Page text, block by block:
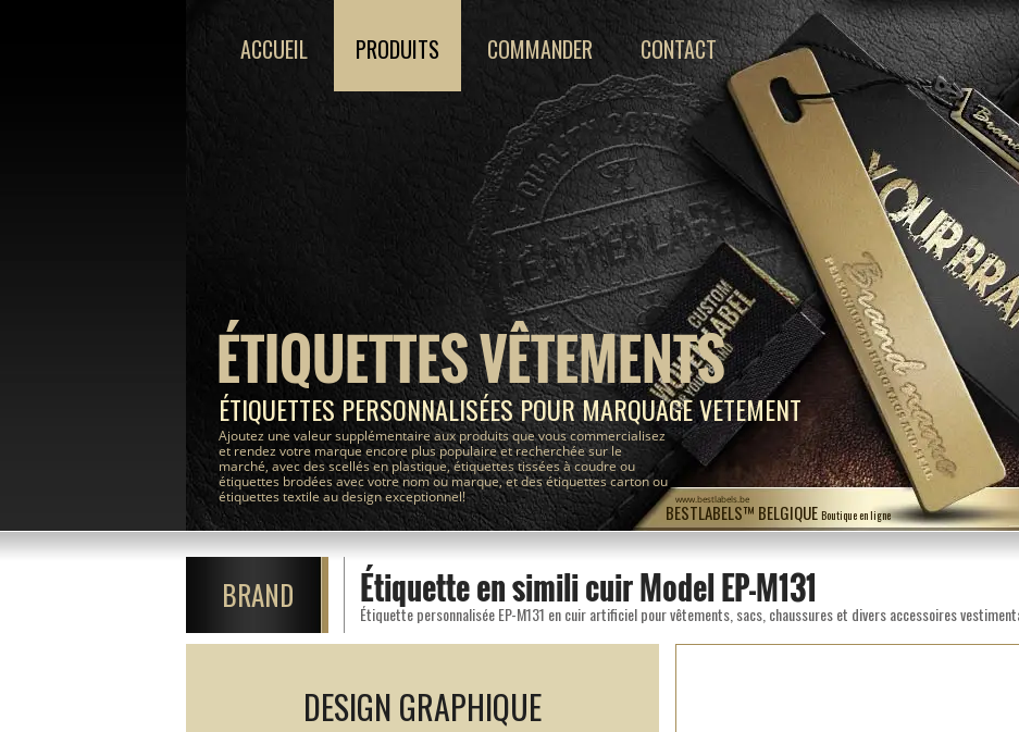
BESTLABELS™ BELGIQUE Boutique en ligne
www.bestlabels.be
ÉTIQUETTES VÊTEMENTS
ÉTIQUETTES PERSONNALISÉES POUR MARQUAGE VETEMENT
Ajoutez une valeur supplémentaire aux produits que vous commercialisez
et rendez votre marque encore plus populaire et recherchée sur le
marché, avec des scellés en plastique, étiquettes tissées à coudre ou
étiquettes brodées avec votre nom ou marque, et des étiquettes carton ou
étiquettes textile au design exceptionnel!
ACCUEIL PRODUITS COMMANDER CONTACT
BRAND Étiquette en simili cuir Model EP-M131
Étiquette personnalisée EP-M131 en cuir artificiel pour vêtements, sacs, chaussures et divers accessoires
DESIGN GRAPHIQUE